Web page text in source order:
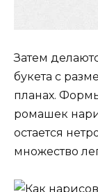
Затем
букета с
планах.
ромашек
остается
множество